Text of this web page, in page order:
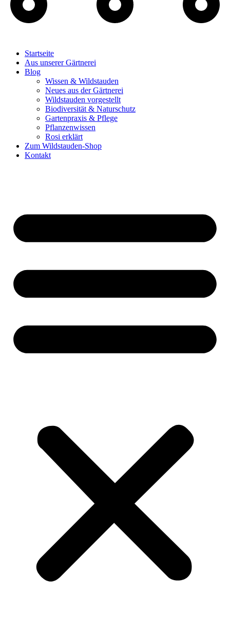
Startseite
Aus unserer Gärtnerei
Blog
Wissen & Wildstauden
Neues aus der Gärtnerei
Wildstauden vorgestellt
Biodiversität & Naturschutz
Gartenpraxis & Pflege
Pflanzenwissen
Rosi erklärt
Zum Wildstauden-Shop
Kontakt